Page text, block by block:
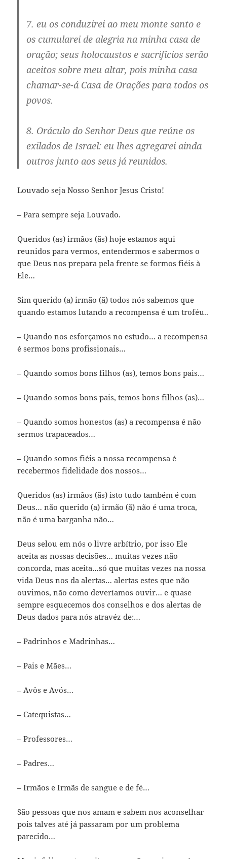
7. eu os conduzirei ao meu monte santo e
os cumularei de alegria na minha casa de
oração; seus holocaustos e sacrifícios serão
aceitos sobre meu altar, pois minha casa
chamar-se-á Casa de Orações para todos os
povos.
8. Oráculo do Senhor Deus que reúne os
exilados de Israel: eu lhes agregarei ainda
outros junto aos seus já reunidos.
Louvado seja Nosso Senhor Jesus Cristo!
– Para sempre seja Louvado.
Queridos (as) irmãos (ãs) hoje estamos aqui
reunidos para vermos, entendermos e sabermos o
que Deus nos prepara pela frente se formos fiéis à
Ele…
Sim querido (a) irmão (ã) todos nós sabemos que
quando estamos lutando a recompensa é um troféu..
– Quando nos esforçamos no estudo… a recompensa
é sermos bons profissionais…
– Quando somos bons filhos (as), temos bons pais…
– Quando somos bons pais, temos bons filhos (as)…
– Quando somos honestos (as) a recompensa é não
sermos trapaceados…
– Quando somos fiéis a nossa recompensa é
recebermos fidelidade dos nossos…
Queridos (as) irmãos (ãs) isto tudo também é com
Deus… não querido (a) irmão (ã) não é uma troca,
não é uma barganha não…
Deus selou em nós o livre arbítrio, por isso Ele
aceita as nossas decisões… muitas vezes não
concorda, mas aceita…só que muitas vezes na nossa
vida Deus nos da alertas… alertas estes que não
ouvimos, não como deveríamos ouvir… e quase
sempre esquecemos dos conselhos e dos alertas de
Deus dados para nós atravéz de:…
– Padrinhos e Madrinhas…
– Pais e Mães…
– Avôs e Avós…
– Catequistas…
– Professores…
– Padres…
– Irmãos e Irmãs de sangue e de fé…
São pessoas que nos amam e sabem nos aconselhar
pois talves até já passaram por um problema
parecido…